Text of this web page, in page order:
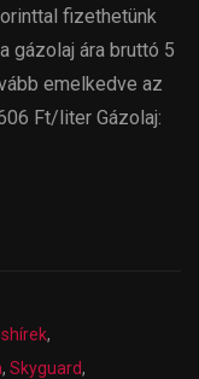
fizethetünk
gázolaj ára bruttó 5
emelkedve az
Ft/liter Gázolaj:
,
, Skyguard,